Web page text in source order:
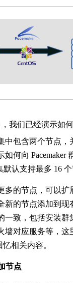
我们已经演示如何
中包含两个节点，
如何向 Pacemaker
默认支持最多 16 个
多的节点，可以扩
新的节点添加到现
一致，包括安装群
墙对应服务等，这
忆相关内容。
节点